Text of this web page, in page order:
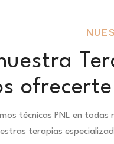
técnicas PNL en
terapias